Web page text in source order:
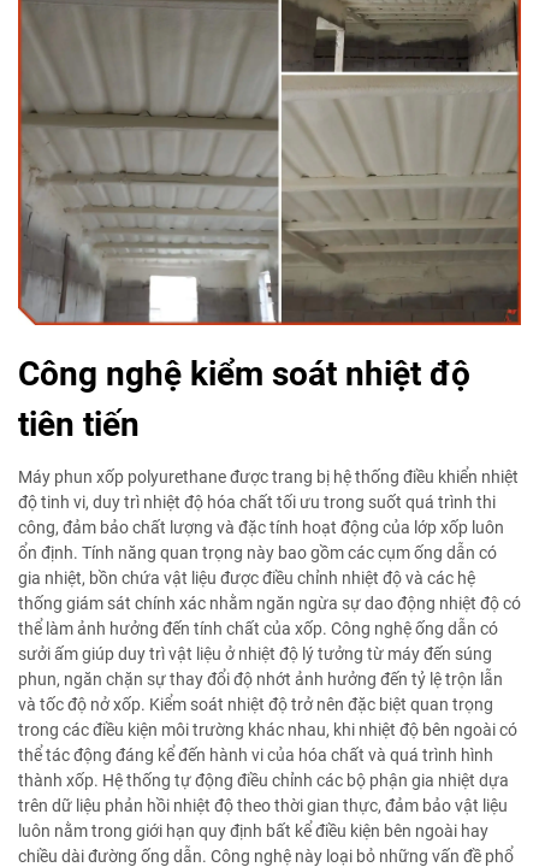
Công nghệ kiểm soát nhiệt độ
tiên tiến
Máy phun xốp polyurethane được trang bị hệ thống điều khiển nhiệt
độ tinh vi, duy trì nhiệt độ hóa chất tối ưu trong suốt quá trình thi
công, đảm bảo chất lượng và đặc tính hoạt động của lớp xốp luôn
ổn định. Tính năng quan trọng này bao gồm các cụm ống dẫn có
gia nhiệt, bồn chứa vật liệu được điều chỉnh nhiệt độ và các hệ
thống giám sát chính xác nhằm ngăn ngừa sự dao động nhiệt độ có
thể làm ảnh hưởng đến tính chất của xốp. Công nghệ ống dẫn có
sưởi ấm giúp duy trì vật liệu ở nhiệt độ lý tưởng từ máy đến súng
phun, ngăn chặn sự thay đổi độ nhớt ảnh hưởng đến tỷ lệ trộn lẫn
và tốc độ nở xốp. Kiểm soát nhiệt độ trở nên đặc biệt quan trọng
trong các điều kiện môi trường khác nhau, khi nhiệt độ bên ngoài có
thể tác động đáng kể đến hành vi của hóa chất và quá trình hình
thành xốp. Hệ thống tự động điều chỉnh các bộ phận gia nhiệt dựa
trên dữ liệu phản hồi nhiệt độ theo thời gian thực, đảm bảo vật liệu
luôn nằm trong giới hạn quy định bất kể điều kiện bên ngoài hay
chiều dài đường ống dẫn. Công nghệ này loại bỏ những vấn đề phổ